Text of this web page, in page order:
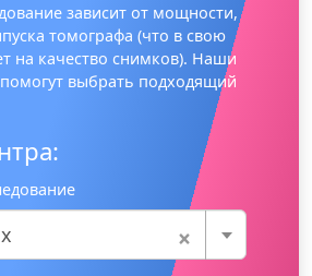
зависит от мощности,
томографа (что в свою
на качество снимков). Наши
выбрать подходящий
×